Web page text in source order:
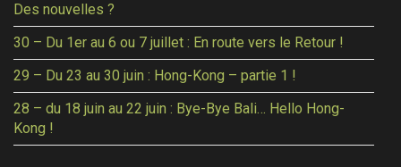
Des nouvelles ?
30 – Du 1er au 6 ou 7 juillet : En route vers le Retour !
29 – Du 23 au 30 juin : Hong-Kong – partie 1 !
28 – du 18 juin au 22 juin : Bye-Bye Bali… Hello Hong-
Kong !